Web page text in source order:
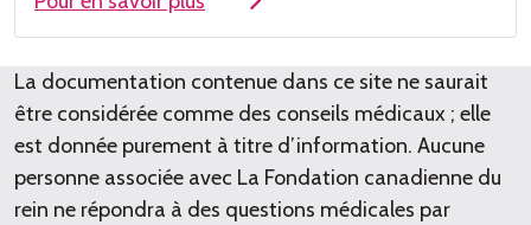
La documentation contenue dans ce site ne saurait
être considérée comme des conseils médicaux ; elle
est donnée purement à titre d’information. Aucune
personne associée avec La Fondation canadienne du
rein ne répondra à des questions médicales par